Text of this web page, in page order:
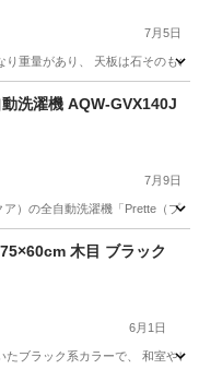
7月5日
重量があり、 天板は石そのも
天然石
洗濯機 AQW-GVX140J
7月9日
）の全自動洗濯機「Prette（プ
木目 ブラック
6月1日
ブラック系カラーで、 和室や